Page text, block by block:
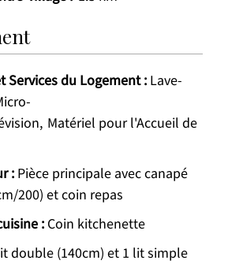
Services du Logement: Lave-
Matériel pour l'Accueil de
: Pièce principale avec canapé
200) et coin repas
: Coin kitchenette
double (140cm) et 1 lit simple